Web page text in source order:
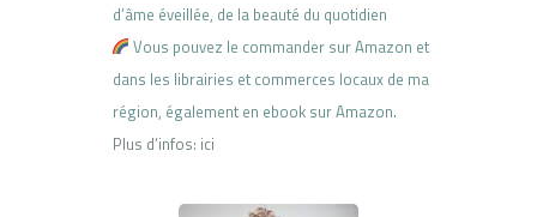
d’âme éveillée, de la beauté du quotidien
Vous pouvez le commander sur Amazon et
dans les librairies et commerces locaux de ma
région, également en ebook sur Amazon.
Plus d’infos: ici